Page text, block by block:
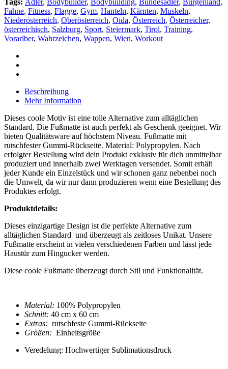
Fahne, Fitness, Flagge, Gym, Hanteln, Kärnten, Muskeln,
Niederösterreich, Oberösterreich, Oida, Österreich, Österreicher,
österreichisch, Salzburg, Sport, Steiermark, Tirol, Training,
Vorarlber, Wahrzeichen, Wappen, Wien, Workout
Beschreibung
Mehr Information
Dieses coole Motiv ist eine tolle Alternative zum alltäglichen
Standard. Die Fußmatte ist auch perfekt als Geschenk geeignet. Wir
bieten Qualitätsware auf höchstem Niveau. Fußmatte mit
rutschfester Gummi-Rückseite. Material: Polypropylen. Nach
erfolgter Bestellung wird dein Produkt exklusiv für dich unmittelbar
produziert und innerhalb zwei Werktagen versendet. Somit erhält
jeder Kunde ein Einzelstück und wir schonen ganz nebenbei noch
die Umwelt, da wir nur dann produzieren wenn eine Bestellung des
Produktes erfolgt.
Produktdetails:
Dieses einzigartige Design ist die perfekte Alternative zum
alltäglichen Standard und überzeugt als zeitloses Unikat. Unsere
Fußmatte erscheint in vielen verschiedenen Farben und lässt jede
Haustür zum Hingucker werden.
Diese coole Fußmatte überzeugt durch Stil und Funktionalität.
Material: 100% Polypropylen
Schnitt: 40 cm x 60 cm
Extras: rutschfeste Gummi-Rückseite
Größen: Einheitsgröße
Veredelung: Hochwertiger Sublimationsdruck